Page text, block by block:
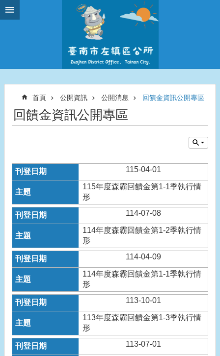
跳到主要內容區塊
首頁 公開資訊 公開消息 回饋金資訊公開專區
回饋金資訊公開專區
115-04-01
115年度森霸回饋金第1-1季執行情
形
114-07-08
114年度森霸回饋金第1-2季執行情
形
114-04-09
114年度森霸回饋金第1-1季執行情
形
113-10-01
113年度森霸回饋金第1-3季執行情
形
113-07-01